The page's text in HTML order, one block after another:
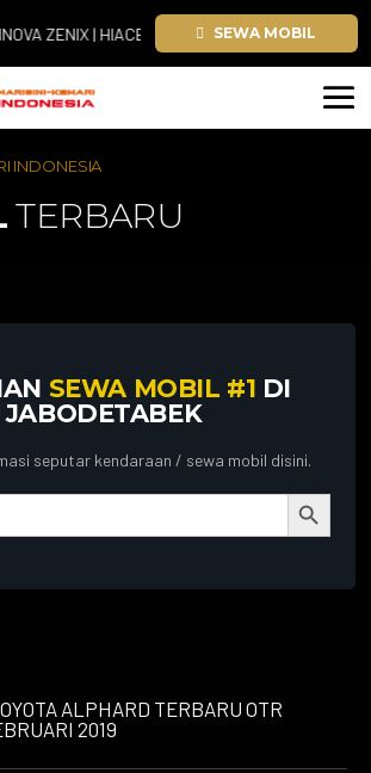
ZENIX | HIACE SEWA MOBIL
INDONESIA
TERBARU
SEWA MOBIL #1 DI
JABODETABEK
seputar kendaraan / sewa mobil disini.
Search Button
ALPHARD TERBARU OTR
2019